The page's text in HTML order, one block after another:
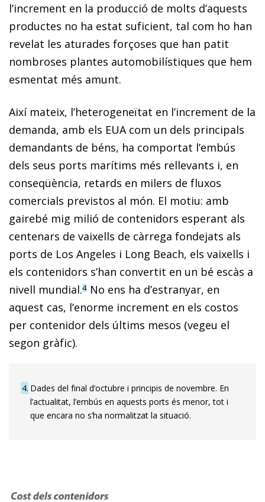
l’increment en la producció de molts d’aquests
productes no ha estat suficient, tal com ho han
revelat les aturades forçoses que han patit
nombroses plantes automobilístiques que hem
esmentat més amunt.
Així mateix, l’heterogeneïtat en l’increment de la
demanda, amb els EUA com un dels principals
demandants de béns, ha comportat l’embús
dels seus ports marítims més rellevants i, en
conseqüència, retards en milers de fluxos
comercials previstos al món. El motiu: amb
gairebé mig milió de contenidors esperant als
centenars de vaixells de càrrega fondejats als
ports de Los Angeles i Long Beach, els vaixells i
els contenidors s’han convertit en un bé escàs a
nivell mundial.4 No ens ha d’estranyar, en
aquest cas, l’enorme increment en els costos
per contenidor dels últims mesos (vegeu el
segon gràfic).
4 Dades del final d’octubre i principis de novembre. En
l’actualitat, l’embús en aquests ports és menor, tot i
que encara no s’ha normalitzat la situació.